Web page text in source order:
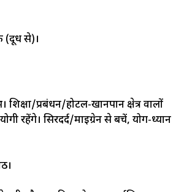
(दूध से)।
प्रबंधन/होटल-खानपान क्षेत्र वालों
रहेंगे। सिरदर्द/माइग्रेन से बचें, योग-ध्यान